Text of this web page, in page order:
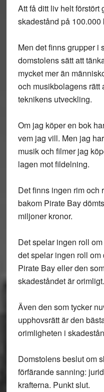
Att få ditt liv helt förstört
skadestånd på 100.000
Men det finns grupper i
domstolens sätt att
mycket mer än
och musikbolagens rätt
teknikens utveckling.
Om jag köper en bok
vem jag vill. Men jag
musik och filmer jag
lagen mot fildelning.
Det finns ingen rim och
bakom Pirate Bay
miljoner kronor.
Det spelar ingen roll
det spelar ingen roll
Pirate Bay eller den
skadeståndet är
Även den som tycker
upphovsrätt är den
orimligheten i
Domstolens beslut om
förfärande sanning:
krafterna. Punkt slut.